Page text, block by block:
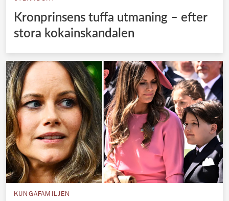
Kronprinsens tuffa utmaning – efter
stora kokainskandalen
KUNGAFAMILJEN